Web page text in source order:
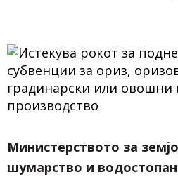
Министерството за
шумарство и